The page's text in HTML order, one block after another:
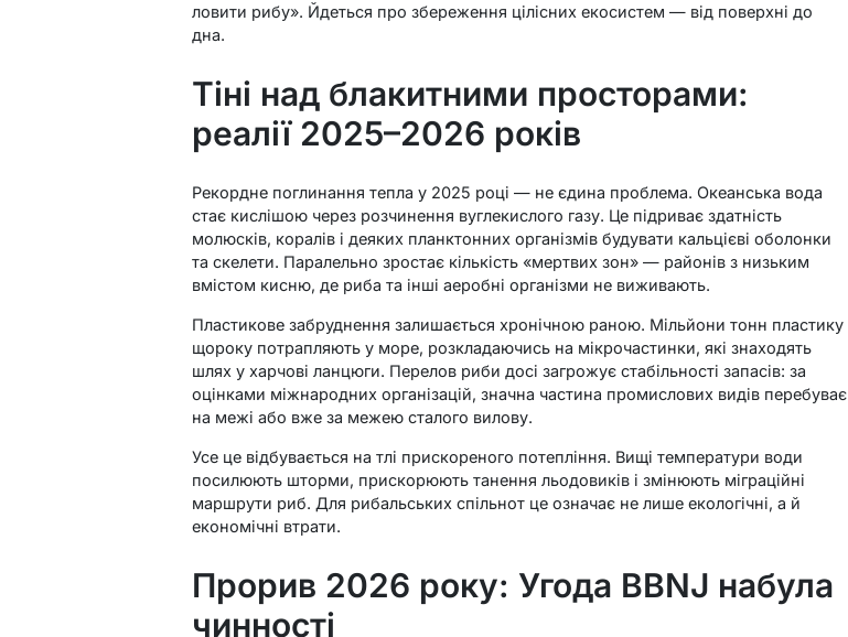
ловити рибу». Йдеться про збереження цілісних екосистем — від поверхні до
дна.
Тіні над блакитними просторами:
реалії 2025–2026 років
Рекордне поглинання тепла у 2025 році — не єдина проблема. Океанська вода
стає кислішою через розчинення вуглекислого газу. Це підриває здатність
молюсків, коралів і деяких планктонних організмів будувати кальцієві оболонки
та скелети. Паралельно зростає кількість «мертвих зон» — районів з низьким
вмістом кисню, де риба та інші аеробні організми не виживають.
Пластикове забруднення залишається хронічною раною. Мільйони тонн пластику
щороку потрапляють у море, розкладаючись на мікрочастинки, які знаходять
шлях у харчові ланцюги. Перелов риби досі загрожує стабільності запасів: за
оцінками міжнародних організацій, значна частина промислових видів перебуває
на межі або вже за межею сталого вилову.
Усе це відбувається на тлі прискореного потепління. Вищі температури води
посилюють шторми, прискорюють танення льодовиків і змінюють міграційні
маршрути риб. Для рибальських спільнот це означає не лише екологічні, а й
економічні втрати.
Прорив 2026 року: Угода BBNJ набула
чинності